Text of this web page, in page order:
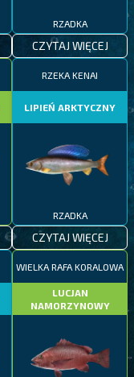
RZADKA
CZYTAJ WIĘCEJ
RZEKA KENAI
LIPIEŃ ARKTYCZNY
RZADKA
CZYTAJ WIĘCEJ
WIELKA RAFA KORALOWA
LUCJAN
NAMORZYNOWY